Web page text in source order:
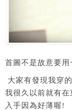
首圖不是故意要
大家有發現我穿
我很久以前就有
入手因為好薄喔!